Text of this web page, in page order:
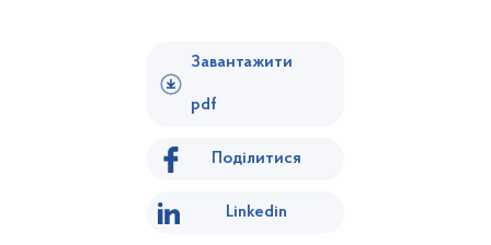
Завантажити
pdf
Поділитися
Linkedin